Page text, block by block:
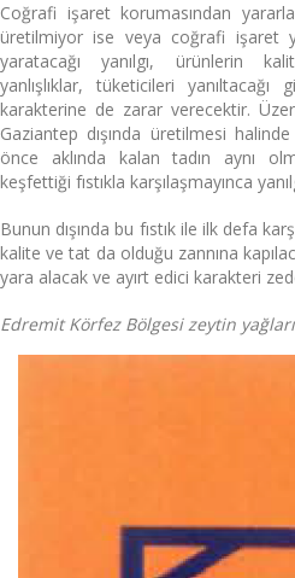
Coğrafi işaret korumasından
üretilmiyor ise veya coğrafi işaret
yaratacağı yanılgı, ürünlerin
yanlışlıklar, tüketicileri
karakterine de zarar verecektir.
Gaziantep dışında üretilmesi
önce aklında kalan tadın aynı
keşfettiği fıstıkla karşılaşmayınca
Bunun dışında bu fıstık ile ilk defa
kalite ve tat da olduğu zannına
yara alacak ve ayırt edici karakteri
Edremit Körfez Bölgesi zeytin